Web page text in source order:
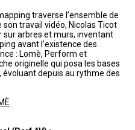
traverse l’ensemble de
travail vidéo, Nicolas Ticot
sur arbres et murs, inventant
avant l’existence des
: Lomè, Perform et
originelle qui posa les bases
depuis au rythme des